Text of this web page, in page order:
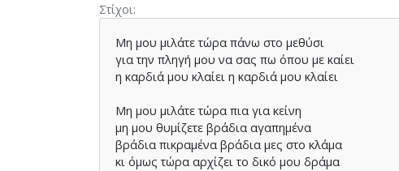
Στίχοι
Μη μου μιλάτε τώρα πάνω στο μεθύσι
για την πληγή μου να σας πω όπου με καίει
η καρδιά μου κλαίει η καρδιά μου κλαίει
Μη μου μιλάτε τώρα πια για κείνη
μη μου θυμίζετε βράδια αγαπημένα
βράδια πικραμένα βράδια μες στο κλάμα
κι όμως τώρα αρχίζει το δικό μου δράμα